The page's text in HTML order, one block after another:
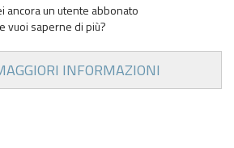
ancora un utente abbonato
e vuoi saperne di più?
INFORMAZIONI